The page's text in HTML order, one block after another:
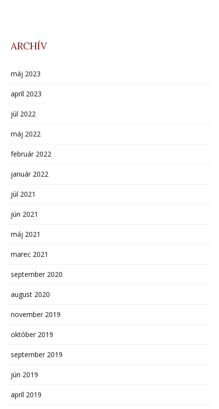
ARCHÍV
máj 2023
apríl 2023
júl 2022
máj 2022
február 2022
január 2022
júl 2021
jún 2021
máj 2021
marec 2021
september 2020
august 2020
november 2019
október 2019
september 2019
jún 2019
apríl 2019